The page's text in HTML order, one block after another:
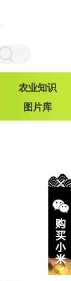
农业知识
图片库